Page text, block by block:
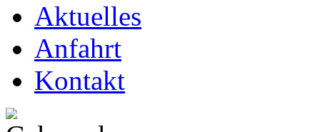
Aktuelles
Anfahrt
Kontakt